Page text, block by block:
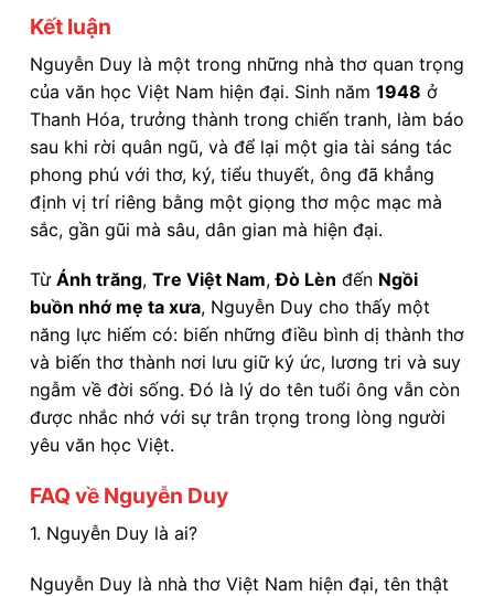
Kết luận
Nguyễn Duy là một trong những nhà thơ quan trọng
của văn học Việt Nam hiện đại. Sinh năm 1948 ở
Thanh Hóa, trưởng thành trong chiến tranh, làm báo
sau khi rời quân ngũ, và để lại một gia tài sáng tác
phong phú với thơ, ký, tiểu thuyết, ông đã khẳng
định vị trí riêng bằng một giọng thơ mộc mạc mà
sắc, gần gũi mà sâu, dân gian mà hiện đại.
Từ Ánh trăng, Tre Việt Nam,Đò Lèn đến Ngồi
buồn nhớ mẹ ta xưa, Nguyễn Duy cho thấy một
năng lực hiếm có: biến những điều bình dị thành thơ
và biến thơ thành nơi lưu giữ ký ức, lương tri và suy
ngẫm về đời sống. Đó là lý do tên tuổi ông vẫn còn
được nhắc nhớ với sự trân trọng trong lòng người
yêu văn học Việt.
FAQ về Nguyễn Duy
1. Nguyễn Duy là ai?
Nguyễn Duy là nhà thơ Việt Nam hiện đại, tên thật